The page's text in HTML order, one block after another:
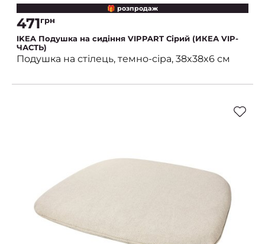
🎁 розпродаж
471грн
IKEA Подушка на сидіння VIPPART Сірий (ИКЕА VIP-
ЧАСТЬ)
Подушка на стілець, темно-сіра, 38x38x6 см